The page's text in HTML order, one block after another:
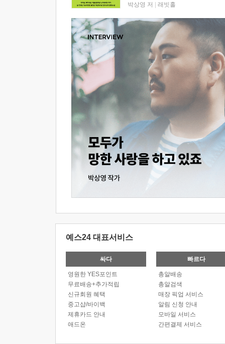
박상영 저 래빗홀
예스24 대표서비스
싸다
영원한 YES포인트
무료배송+추가적립
신규회원 혜택
중고샵/바이백
제휴카드 안내
애드온
빠르다
총알배송
총알검색
매장 픽업 서비스
알림 신청 안내
모바일 서비스
간편결제 서비스